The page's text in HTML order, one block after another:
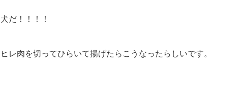
犬だ！！！！
ヒレ肉を切ってひらいて揚げたらこうなったらしいです。